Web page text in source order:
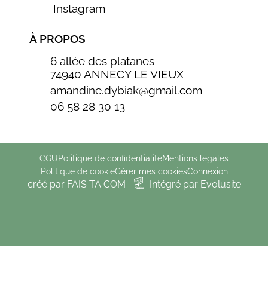
Instagram
À PROPOS
6 allée des platanes
74940 ANNECY LE VIEUX
amandine.dybiak@gmail.com
06 58 28 30 13
CGUPolitique de confidentialitéMentions légales
Politique de cookieGérer mes cookiesConnexion
créé par FAIS TA COM Intégré par Evolusite